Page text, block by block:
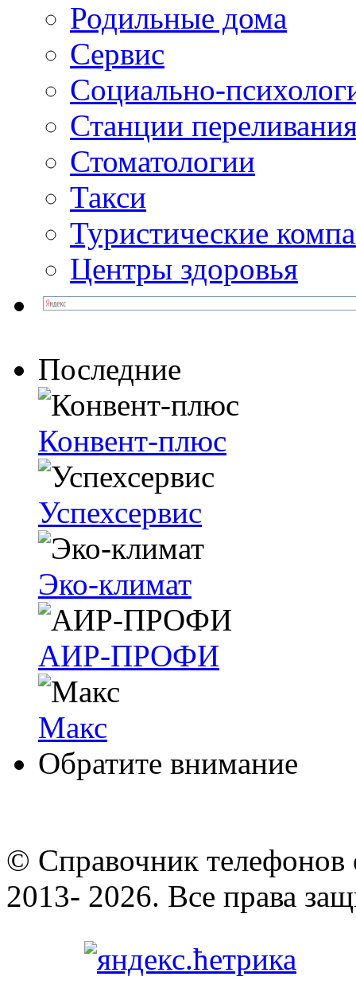
Родильные дома
Сервис
Социально-
Станции
Стоматологии
Такси
Туристические
Центры здоровья
Последние
Конвент-плюс
Успехсервис
Эко-климат
АИР-ПРОФИ
Макс
Обратите внимание
© Cправочник телефонов
2013- 2026. Все права